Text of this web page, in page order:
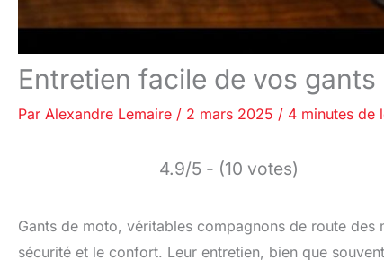
Entretien facile de vos gants
Par Alexandre Lemaire / 2 mars 2025 / 4 minutes de
4.9/5 - (10 votes)
Gants de moto, véritables compagnons de route des
sécurité et le confort. Leur entretien, bien que